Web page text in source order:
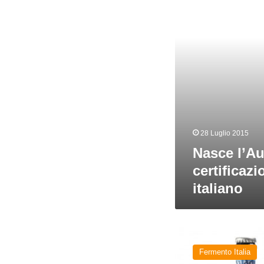
28 Luglio 2015
Nasce
italiano
Fermento Italia